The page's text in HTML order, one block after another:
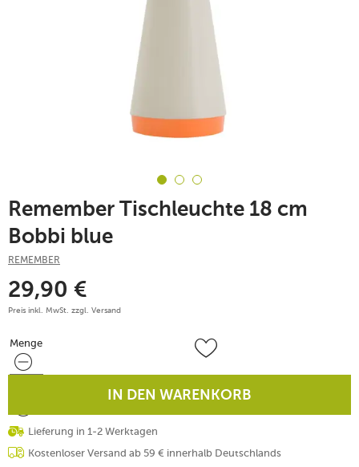
Remember Tischleuchte 18 cm
Bobbi blue
REMEMBER
29,90 €
Preis inkl. MwSt. zzgl. Versand
Menge
Menge
IN DEN WARENKORB
Lieferung in 1-2 Werktagen
Kostenloser Versand ab 59 € innerhalb Deutschlands